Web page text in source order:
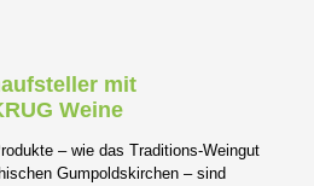
mit
Weine
– wie das Traditions-Weingut
Gumpoldskirchen – sind